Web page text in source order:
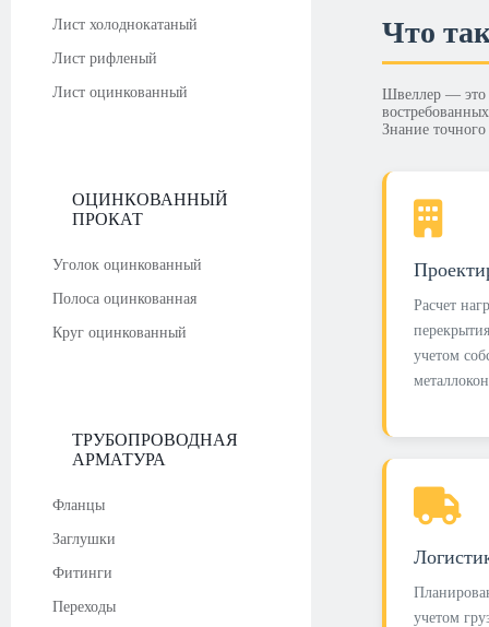
Лист холоднокатаный
Лист рифленый
Лист оцинкованный
ОЦИНКОВАННЫЙ
ПРОКАТ
Уголок оцинкованный
Полоса оцинкованная
Круг оцинкованный
ТРУБОПРОВОДНАЯ
АРМАТУРА
Фланцы
Заглушки
Фитинги
Переходы
Что
Швеллер — это
Знание
Расчет
учетом
учетом